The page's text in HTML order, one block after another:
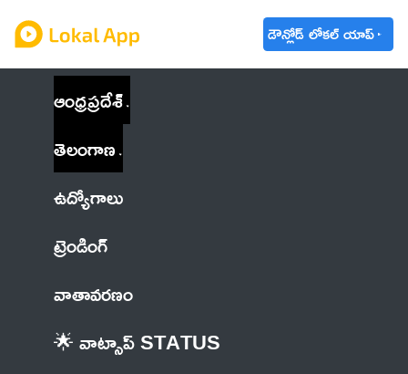
డౌన్లోడ్ లోకల్ యాప్
ఆంధ్రప్రదేశ్
తెలంగాణ
ఉద్యోగాలు
ట్రెండింగ్
వాతావరణం
🌟 వాట్సాప్ STATUS